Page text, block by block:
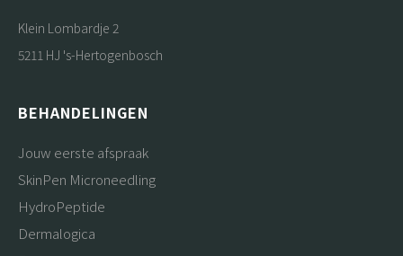
Klein Lombardje 2
5211 HJ 's-Hertogenbosch
BEHANDELINGEN
Jouw eerste afspraak
SkinPen Microneedling
HydroPeptide
Dermalogica